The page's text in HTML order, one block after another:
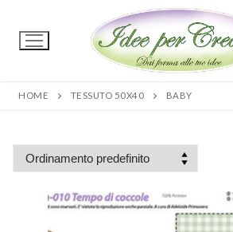
HOME TESSUTO 50X40 BABY